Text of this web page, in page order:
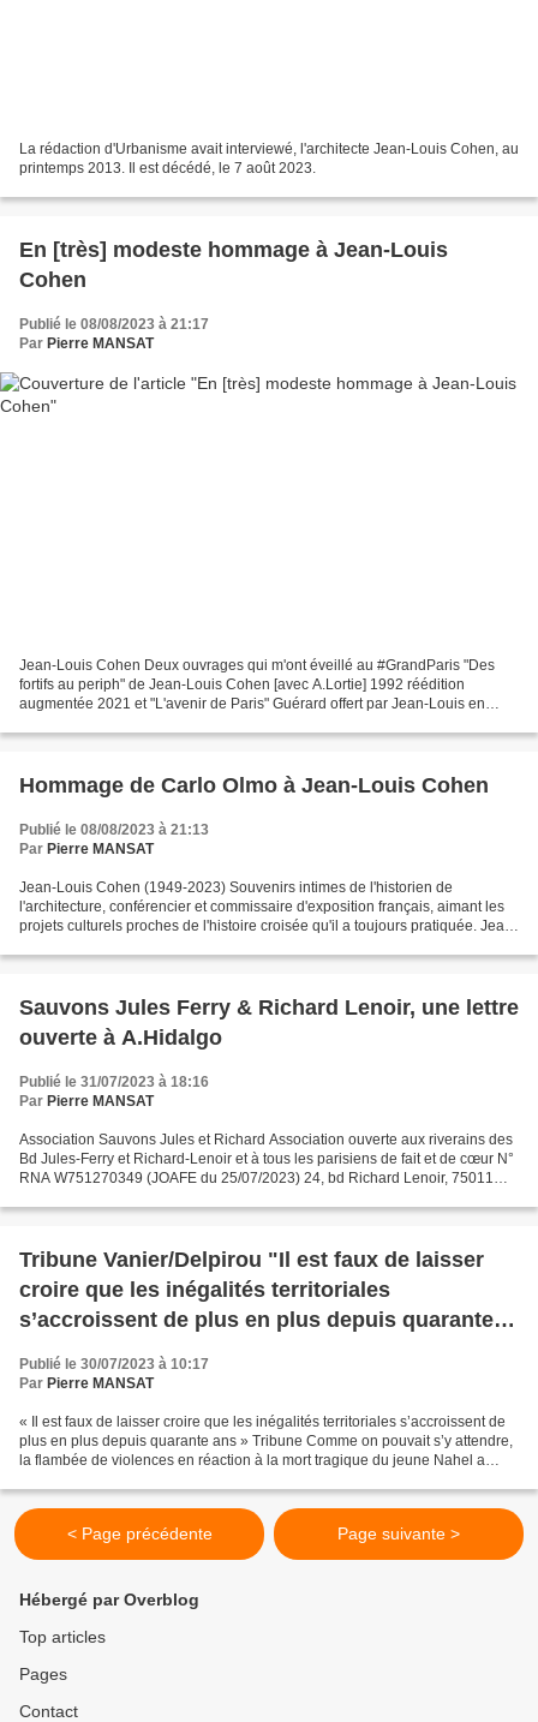
La rédaction d'Urbanisme avait interviewé, l'architecte Jean-Louis Cohen, au
printemps 2013. Il est décédé, le 7 août 2023.
En [très] modeste hommage à Jean-Louis
Cohen
Publié le 08/08/2023 à 21:17
Par Pierre MANSAT
Jean-Louis Cohen Deux ouvrages qui m'ont éveillé au #GrandParis "Des
fortifs au periph" de Jean-Louis Cohen [avec A.Lortie] 1992 réédition
augmentée 2021 et "L'avenir de Paris" Guérard offert par Jean-Louis en
Hommage de Carlo Olmo à Jean-Louis Cohen
Publié le 08/08/2023 à 21:13
Par Pierre MANSAT
Jean-Louis Cohen (1949-2023) Souvenirs intimes de l'historien de
l'architecture, conférencier et commissaire d'exposition français, aimant les
projets culturels proches de l'histoire croisée qu'il a toujours pratiquée. Jean-
Sauvons Jules Ferry & Richard Lenoir, une lettre
ouverte à A.Hidalgo
Publié le 31/07/2023 à 18:16
Par Pierre MANSAT
Association Sauvons Jules et Richard Association ouverte aux riverains des
Bd Jules-Ferry et Richard-Lenoir et à tous les parisiens de fait et de cœur N°
RNA W751270349 (JOAFE du 25/07/2023) 24, bd Richard Lenoir, 75011
Tribune Vanier/Delpirou "Il est faux de laisser
croire que les inégalités territoriales
s’accroissent de plus en plus depuis quarante
Publié le 30/07/2023 à 10:17
Par Pierre MANSAT
« Il est faux de laisser croire que les inégalités territoriales s’accroissent de
plus en plus depuis quarante ans » Tribune Comme on pouvait s’y attendre,
la flambée de violences en réaction à la mort tragique du jeune Nahel a
< Page précédente Page suivante >
Hébergé par Overblog
Top articles
Pages
Contact